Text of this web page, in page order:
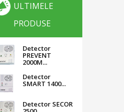
ULTIMELE
PRODUSE
Detector
PREVENT
2000M...
Detector
SMART 1400...
Detector SECOR